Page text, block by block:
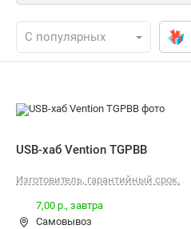
USB-хаб Vention TGPBB
Изготовитель, гарантийный срок.
7,00 р., завтра
Самовывоз